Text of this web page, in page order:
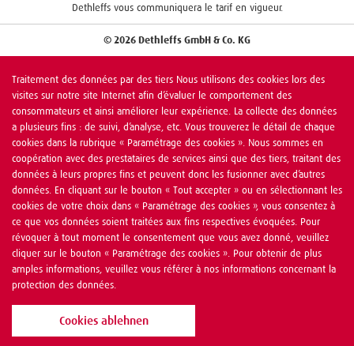
Dethleffs vous communiquera le tarif en vigueur.
© 2026 Dethleffs GmbH & Co. KG
Traitement des données par des tiers Nous utilisons des cookies lors des
visites sur notre site Internet afin d’évaluer le comportement des
consommateurs et ainsi améliorer leur expérience. La collecte des données
a plusieurs fins : de suivi, d’analyse, etc. Vous trouverez le détail de chaque
cookies dans la rubrique « Paramétrage des cookies ». Nous sommes en
coopération avec des prestataires de services ainsi que des tiers, traitant des
données à leurs propres fins et peuvent donc les fusionner avec d’autres
données. En cliquant sur le bouton « Tout accepter » ou en sélectionnant les
cookies de votre choix dans « Paramétrage des cookies », vous consentez à
ce que vos données soient traitées aux fins respectives évoquées. Pour
révoquer à tout moment le consentement que vous avez donné, veuillez
cliquer sur le bouton « Paramétrage des cookies ». Pour obtenir de plus
amples informations, veuillez vous référer à nos informations concernant la
protection des données.
Cookies ablehnen